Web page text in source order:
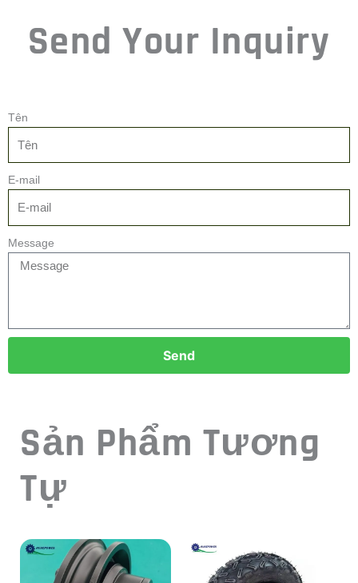
Send Your Inquiry
Tên
E-mail
Message
Send
Sản Phẩm Tương
Tự